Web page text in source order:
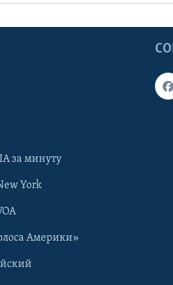
за минуту
York
Америки»